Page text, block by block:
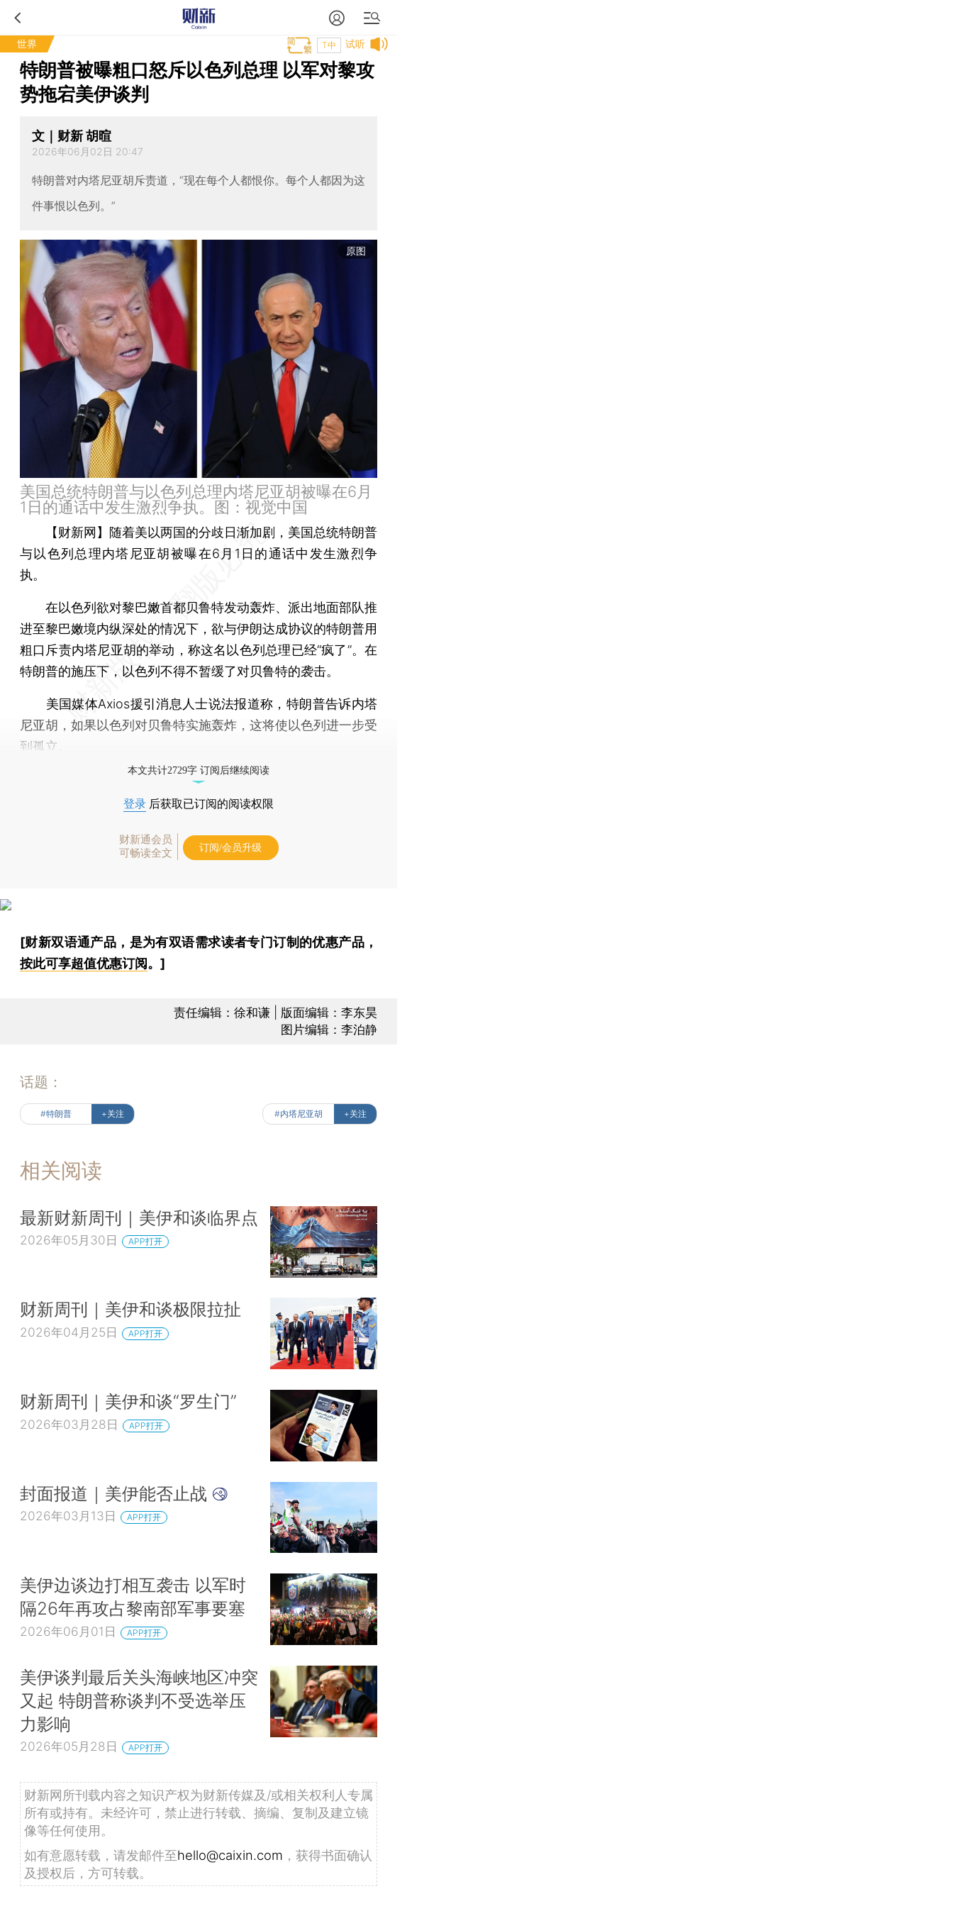
世界 试听
T中
特朗普被曝粗口怒斥以色列总理 以军对黎攻
势拖宕美伊谈判
文｜财新 胡暄
2026年06月02日 20:47
特朗普对内塔尼亚胡斥责道，“现在每个人都恨你。每个人都因为这
件事恨以色列。”
原图
美国总统特朗普与以色列总理内塔尼亚胡被曝在6月
1日的通话中发生激烈争执。图：视觉中国
【财新网】 随着美以两国的分歧日渐加剧，美国总统特朗普
与以色列总理内塔尼亚胡被曝在6月1日的通话中发生激烈争
执。
在以色列欲对黎巴嫩首都贝鲁特发动轰炸、派出地面部队推
进至黎巴嫩境内纵深处的情况下，欲与伊朗达成协议的特朗普用
粗口斥责内塔尼亚胡的举动，称这名以色列总理已经“疯了”。在
特朗普的施压下，以色列不得不暂缓了对贝鲁特的袭击。
美国媒体Axios援引消息人士说法报道称，特朗普告诉内塔
尼亚胡，如果以色列对贝鲁特实施轰炸，这将使以色列进一步受
到孤立。
本文共计2729字 订阅后继续阅读
登录 后获取已订阅的阅读权限
财新通会员
可畅读全文
订阅/会员升级
[财新双语通产品，是为有双语需求读者专门订制的优惠产品，
按此可享超值优惠订阅。]
责任编辑：徐和谦 | 版面编辑：李东昊
图片编辑：李泊静
话题：
#特朗普 +关注 #内塔尼亚胡 +关注
相关阅读
最新财新周刊｜美伊和谈临界点
2026年05月30日 APP打开
财新周刊｜美伊和谈极限拉扯
2026年04月25日 APP打开
财新周刊｜美伊和谈“罗生门”
2026年03月28日 APP打开
封面报道｜美伊能否止战
2026年03月13日 APP打开
美伊边谈边打相互袭击 以军时
隔26年再攻占黎南部军事要塞
2026年06月01日 APP打开
美伊谈判最后关头海峡地区冲突
又起 特朗普称谈判不受选举压
力影响
2026年05月28日 APP打开
财新网所刊载内容之知识产权为财新传媒及/或相关权利人专属
所有或持有。未经许可，禁止进行转载、摘编、复制及建立镜
像等任何使用。
如有意愿转载，请发邮件至hello@caixin.com ，获得书面确认
及授权后，方可转载。